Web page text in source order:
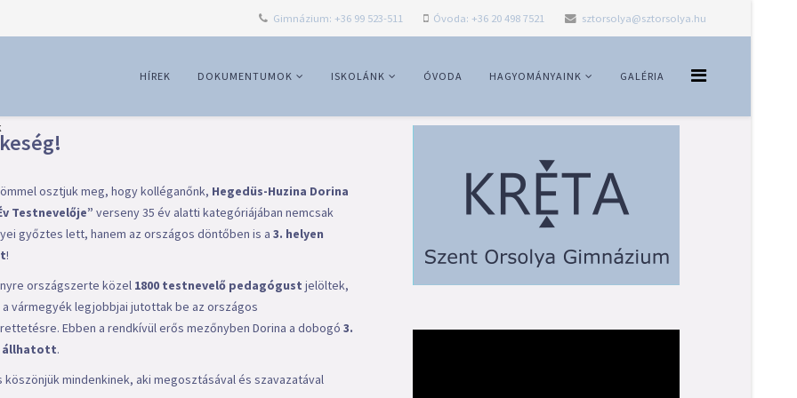
Gimnázium: +36 99 523-511 Óvoda: +36 20 498 7521 sztorsolya@sztorsolya.hu
HÍREK DOKUMENTUMOK ISKOLÁNK ÓVODA HAGYOMÁNYAINK GALÉRIA
osztjuk meg, hogy kolléganőnk, Hegedüs-Huzina Dorina
Testnevelője” verseny 35 év alatti kategóriájában nemcsak
győztes lett, hanem az országos döntőben is a 3. helyen
!
országszerte közel 1800 testnevelő pedagógust jelöltek,
a vármegyék legjobbjai jutottak be az országos
Ebben a rendkívül erős mezőnyben Dorina a dobogó 3.
állhatott.
mindenkinek, aki megosztásával és szavazatával